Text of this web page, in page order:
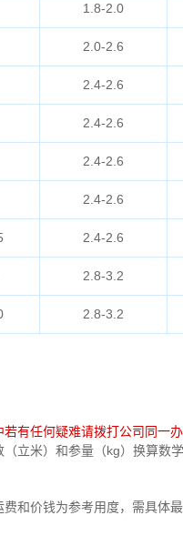
1.8-2.0
2.0-2.6
2.4-2.6
2.4-2.6
2.4-2.6
2.4-2.6
2.4-2.6
2.8-3.2
2.8-3.2
若有任何疑难请拨打公司同一
立米）和参量（kg）换算数
费和价钱为参考用度，需具体